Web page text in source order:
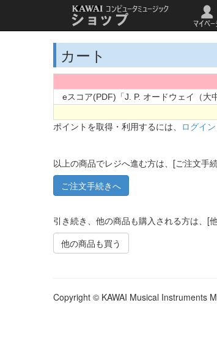
カート
eスコア(PDF)「J. P. オードウェイ（
ポイントを取得・利用するには、 ログイン
以上の商品でレジへ進む方は、[ご注文手
引き続き、他の商品も購入される方は、[
他の商品も買う
Copyright © KAWAI Musical Instruments